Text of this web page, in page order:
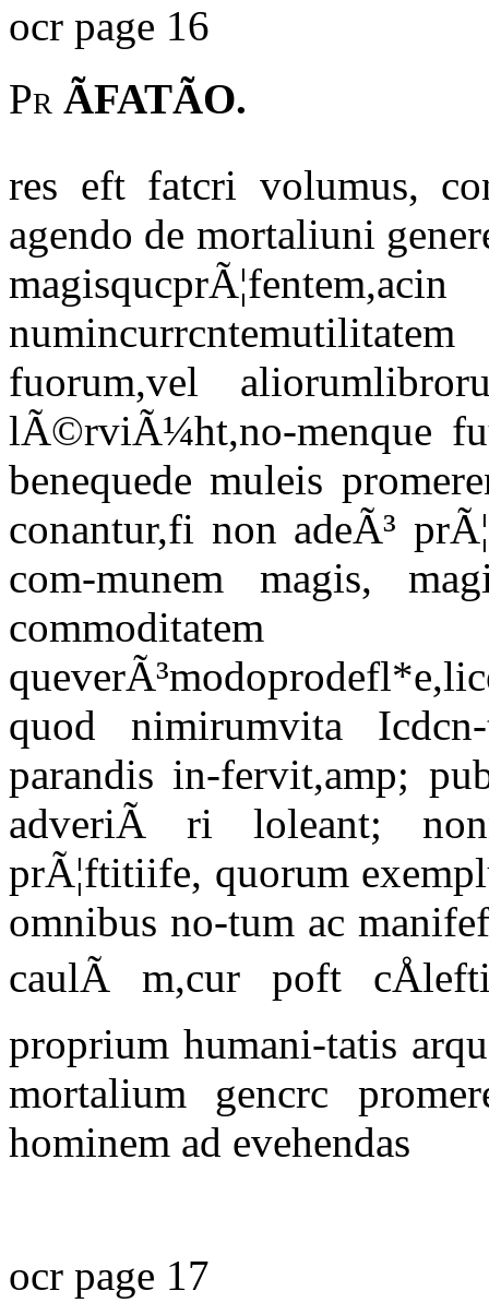
ocr page 16
Pr ÃFATÃO.
res eft fatcri volumus,
agendo de mortaliuni
fuorum,vel
lÃ©rviÃ¼ht,no-menque
benequede muleis
conantur,fi non adeÃ³
com-munem magis,
quod nimirumvita
parandis in-fervit,amp;
adveriÃ ri loleant;
prÃ¦ftitiife, quorum
omnibus no-tum ac
caulÃ m,cur poft
proprium humani-tatis
mortalium gencrc
hominem ad evehendas
ocr page 17